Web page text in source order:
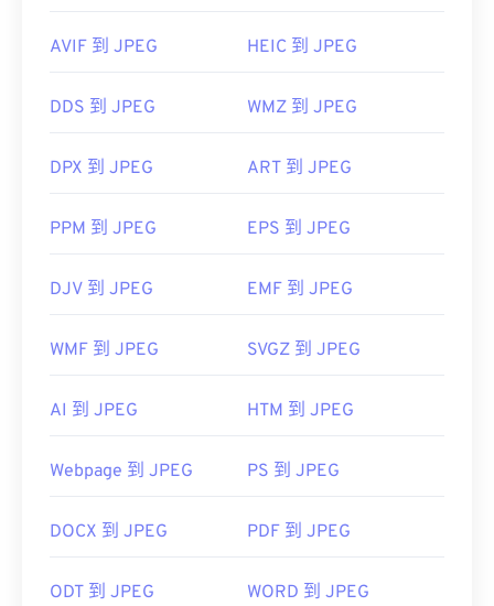
AVIF 到 JPEG HEIC 到 JPEG
DDS 到 JPEG WMZ 到 JPEG
DPX 到 JPEG ART 到 JPEG
PPM 到 JPEG EPS 到 JPEG
DJV 到 JPEG EMF 到 JPEG
WMF 到 JPEG SVGZ 到 JPEG
AI 到 JPEG HTM 到 JPEG
Webpage 到 JPEG PS 到 JPEG
DOCX 到 JPEG PDF 到 JPEG
ODT 到 JPEG WORD 到 JPEG